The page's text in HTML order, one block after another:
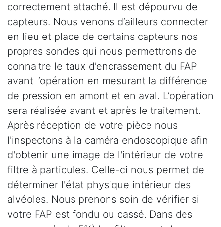
correctement attaché. Il est dépourvu de
capteurs. Nous venons d’ailleurs connecter
en lieu et place de certains capteurs nos
propres sondes qui nous permettrons de
connaitre le taux d’encrassement du FAP
avant l’opération en mesurant la différence
de pression en amont et en aval. L’opération
sera réalisée avant et après le traitement.
Après réception de votre pièce nous
l'inspectons à la caméra endoscopique afin
d'obtenir une image de l'intérieur de votre
filtre à particules. Celle-ci nous permet de
déterminer l'état physique intérieur des
alvéoles. Nous prenons soin de vérifier si
votre FAP est fondu ou cassé. Dans des